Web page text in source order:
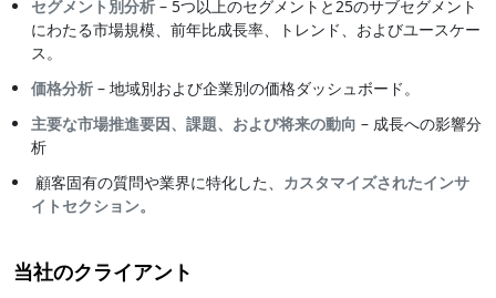
セグメント別分析 – 5つ以上のセグメントと25のサブセグメント
にわたる市場規模、前年比成長率、トレンド、およびユースケー
ス。
価格分析 – 地域別および企業別の価格ダッシュボード。
主要な市場推進要因、課題、および将来の動向 – 成長への影響分
析
顧客固有の質問や業界に特化した、 カスタマイズされたインサ
イトセクション。
当社のクライアント